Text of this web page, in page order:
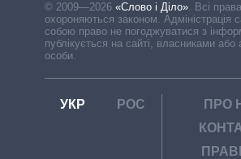
© 2009—2026 «Слово і Діло». Всі
охороняються законом. Адміністрація
собою право не погоджуватися з
публікується на сайті, власниками або
особи.
УКР РОС
ПРО